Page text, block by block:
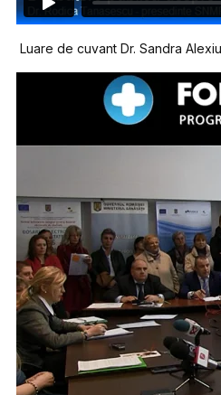
Luare de cuvant Dr. Sandra